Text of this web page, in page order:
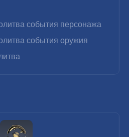
события персонажа
события оружия